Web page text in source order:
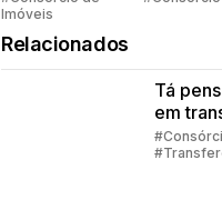
Imóveis
Relacionados
Tá
em
sua